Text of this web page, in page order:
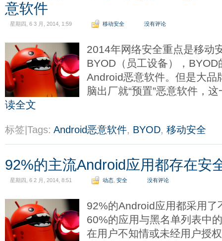
意软件
星期四, 6 3 月, 2014, 1:59 移动安全 没有评论
2014年网络安全重点是移动
BYOD（员工设备），
Android恶意软件。但是大品
脑出厂就“预置”恶意软件，
读全文
标签|Tags: Android恶意软件, BYOD, 移动安全
92%的主流Android应用都存在安
星期四, 6 2 月, 2014, 8:51 动态 安全 没有评论
92%的Android应用都采用了
60%的应用与黑名单列表中
在用户不知情或未经用户授